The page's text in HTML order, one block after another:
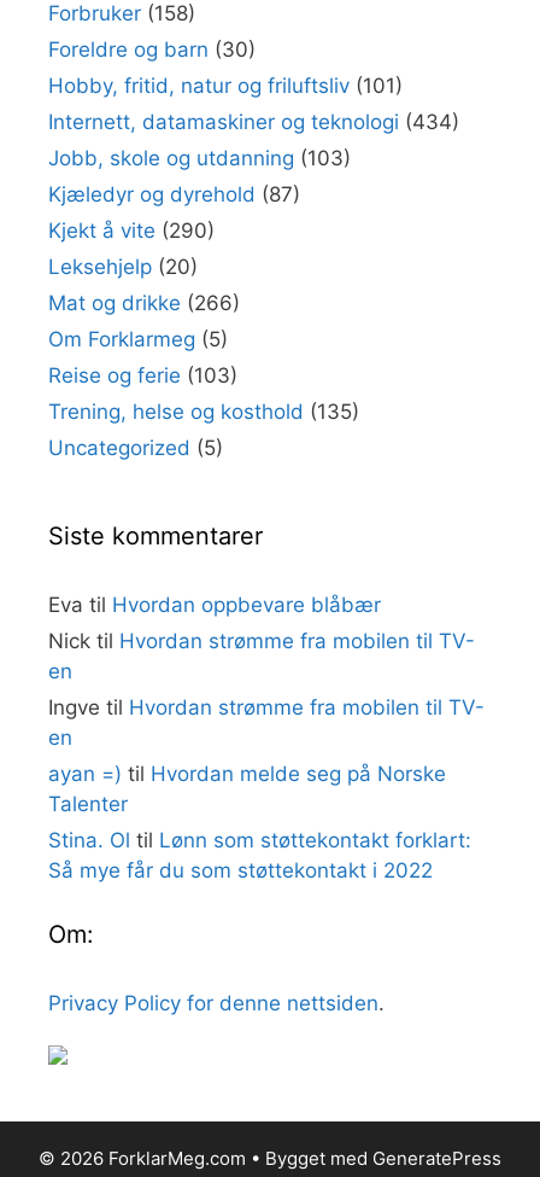
Forbruker (158)
Foreldre og barn (30)
Hobby, fritid, natur og friluftsliv (101)
Internett, datamaskiner og teknologi (434)
Jobb, skole og utdanning (103)
Kjæledyr og dyrehold (87)
Kjekt å vite (290)
Leksehjelp (20)
Mat og drikke (266)
Om Forklarmeg (5)
Reise og ferie (103)
Trening, helse og kosthold (135)
Uncategorized (5)
Siste kommentarer
Eva til Hvordan oppbevare blåbær
Nick til Hvordan strømme fra mobilen til TV-
en
Ingve til Hvordan strømme fra mobilen til TV-
en
ayan =) til Hvordan melde seg på Norske
Talenter
Stina. Ol til Lønn som støttekontakt forklart:
Så mye får du som støttekontakt i 2022
Om:
Privacy Policy for denne nettsiden.
© 2026 ForklarMeg.com • Bygget med GeneratePress